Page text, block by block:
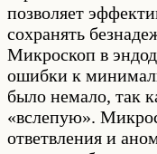
позволяет
сохранять
Микроскоп в
ошибки к
было немало, так
«вслепую».
ответвления и